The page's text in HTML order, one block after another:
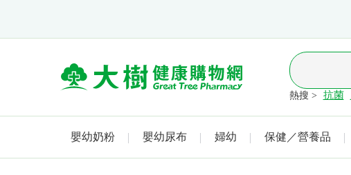
熱搜 > 抗菌
嬰幼奶粉 嬰幼尿布 婦幼 保健／營養品